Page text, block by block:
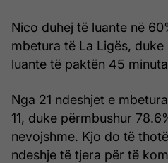
Nico duhej të luante në
mbetura të La Ligës,
luante të paktën 45
Nga 21 ndeshjet e
11, duke përmbushur
nevojshme. Kjo do të
ndeshje të tjera për të